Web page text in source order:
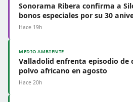
Sonorama Ribera confirma a
bonos especiales por su 30
Hace 19h
MEDIO AMBIENTE
Valladolid enfrenta episodio de
polvo africano en agosto
Hace 20h